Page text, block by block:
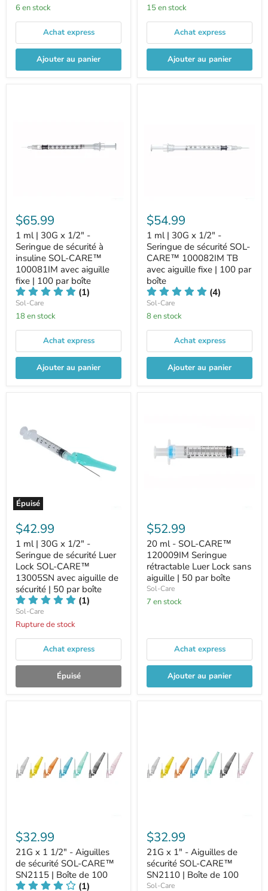
6 en stock
Achat express
Ajouter au panier
15 en stock
Achat express
Ajouter au panier
$65.99
1 ml | 30G x 1/2" -
Seringue de sécurité à
insuline SOL-CARE™
100081IM avec aiguille
fixe | 100 par boîte
(1)
Sol-Care
18 en stock
Achat express
Ajouter au panier
$54.99
1 ml | 30G x 1/2" -
Seringue de sécurité SOL-
CARE™ 100082IM TB
avec aiguille fixe | 100 par
boîte
(4)
Sol-Care
8 en stock
Achat express
Ajouter au panier
Épuisé
$42.99
1 ml | 30G x 1/2" -
Seringue de sécurité Luer
Lock SOL-CARE™
13005SN avec aiguille de
sécurité | 50 par boîte
(1)
Sol-Care
Rupture de stock
Achat express
Épuisé
$52.99
20 ml - SOL-CARE™
120009IM Seringue
rétractable Luer Lock sans
aiguille | 50 par boîte
Sol-Care
7 en stock
Achat express
Ajouter au panier
$32.99
21G x 1 1/2" - Aiguilles
de sécurité SOL-CARE™
SN2115 | Boîte de 100
(1)
$32.99
21G x 1" - Aiguilles de
sécurité SOL-CARE™
SN2110 | Boîte de 100
Sol-Care